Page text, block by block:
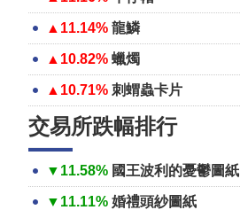
▲11.14% 龍鱗
▲10.82% 蠟燭
▲10.71% 刺蝟蟲卡片
交易所跌幅排行
▼11.58% 國王波利的憂鬱圖紙
▼11.11% 婚禮頭紗圖紙